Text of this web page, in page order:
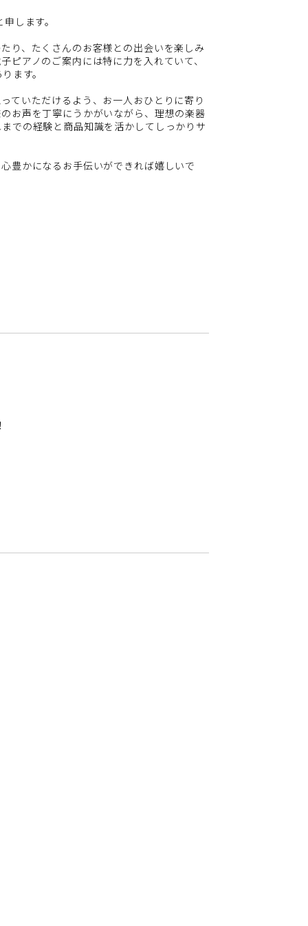
します。
り、たくさんのお客様との出会いを楽しみ
ピアノのご案内には特に力を入れていて、
ます。
ていただけるよう、お一人おひとりに寄り
お声を丁寧にうかがいながら、理想の楽器
での経験と商品知識を活かしてしっかりサ
豊かになるお手伝いができれば嬉しいで